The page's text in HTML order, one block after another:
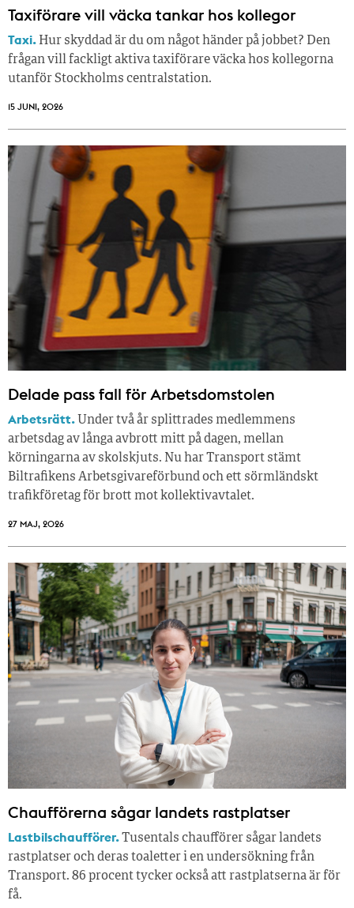
Taxiförare vill väcka tankar hos kollegor
Taxi. Hur skyddad är du om något händer på jobbet? Den
frågan vill fackligt aktiva taxiförare väcka hos kollegorna
utanför Stockholms centralstation.
15 JUNI, 2026
Delade pass fall för Arbetsdomstolen
Arbetsrätt. Under två år splittrades medlemmens
arbetsdag av långa avbrott mitt på dagen, mellan
körningarna av skolskjuts. Nu har Transport stämt
Biltrafikens Arbetsgivareförbund och ett sörmländskt
trafikföretag för brott mot kollektivavtalet.
27 MAJ, 2026
Chaufförerna sågar landets rastplatser
Lastbilschaufförer.Tusentals chaufförer sågar landets
rastplatser och deras toaletter i en undersökning från
Transport. 86 procent tycker också att rastplatserna är för
få.